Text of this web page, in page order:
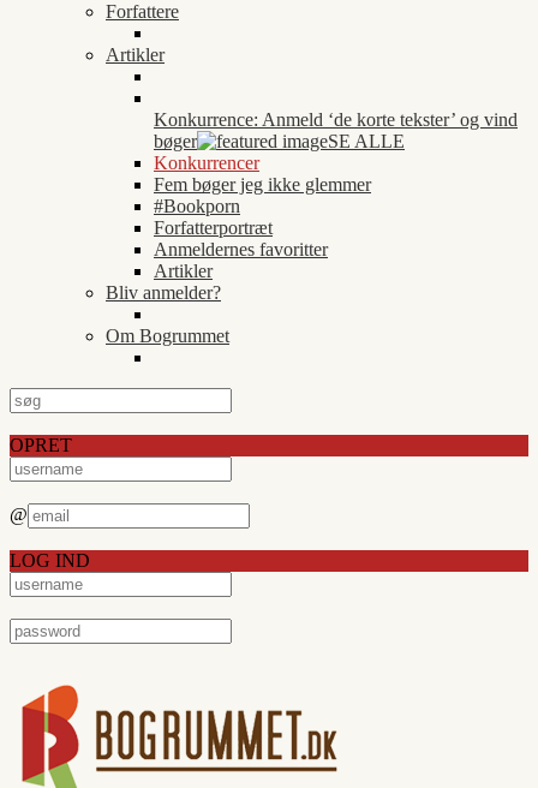
Forfattere
Artikler
Konkurrence: Anmeld ‘de korte tekster’ og vind
bøger
SE ALLE
Konkurrencer
Fem bøger jeg ikke glemmer
#Bookporn
Forfatterportræt
Anmeldernes favoritter
Artikler
Bliv anmelder?
Om Bogrummet
OPRET
@
LOG IND